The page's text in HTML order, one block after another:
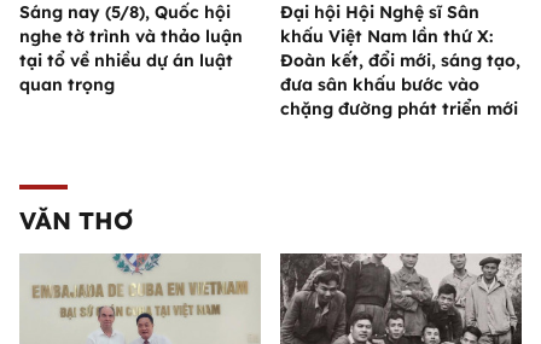
Sáng nay (5/8), Quốc hội
nghe tờ trình và thảo luận
tại tổ về nhiều dự án luật
quan trọng
Đại hội Hội Nghệ sĩ Sân
khấu Việt Nam lần thứ X:
Đoàn kết, đổi mới, sáng tạo,
đưa sân khấu bước vào
chặng đường phát triển mới
VĂN THƠ